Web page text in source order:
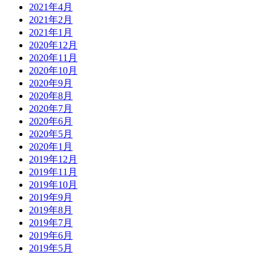
2021年4月
2021年2月
2021年1月
2020年12月
2020年11月
2020年10月
2020年9月
2020年8月
2020年7月
2020年6月
2020年5月
2020年1月
2019年12月
2019年11月
2019年10月
2019年9月
2019年8月
2019年7月
2019年6月
2019年5月